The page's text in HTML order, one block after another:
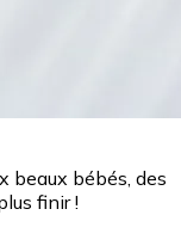
beaux bébés, des
finir !